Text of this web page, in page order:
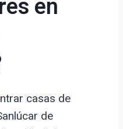
en
casas de
de